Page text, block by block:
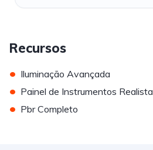
Recursos
• Iluminação Avançada
• Painel de Instrumentos Realista
• Pbr Completo